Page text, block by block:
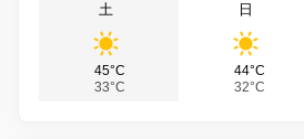
土
45°C
33°C
日
44°C
32°C